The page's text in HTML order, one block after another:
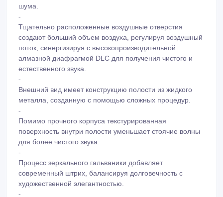
шума.
-
Тщательно расположенные воздушные отверстия
создают больший объем воздуха, регулируя воздушный
поток, синергизируя с высокопроизводительной
алмазной диафрагмой DLC для получения чистого и
естественного звука.
-
Внешний вид имеет конструкцию полости из жидкого
металла, созданную с помощью сложных процедур.
-
Помимо прочного корпуса текстурированная
поверхность внутри полости уменьшает стоячие волны
для более чистого звука.
-
Процесс зеркального гальваники добавляет
современный штрих, балансируя долговечность с
художественной элегантностью.
-